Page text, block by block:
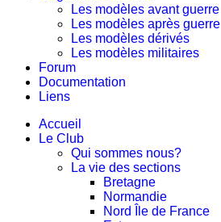
Les modèles avant guerre
Les modèles après guerre
Les modèles dérivés
Les modèles militaires
Forum
Documentation
Liens
Accueil
Le Club
Qui sommes nous?
La vie des sections
Bretagne
Normandie
Nord Île de France